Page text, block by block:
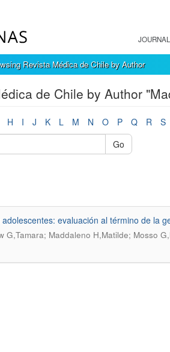
Revista Médica de Chile by Author
de Chile by Author
H I J K L M N O P Q R S
Go
evaluación al término de la
G,Tamara; Maddaleno H,Matilde; Mosso